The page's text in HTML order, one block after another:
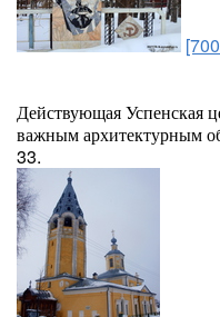
Действующая Успенская
важным архитектурным
33.